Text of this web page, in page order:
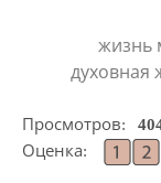
жизнь
духовная
Просмотров:
Оценка: